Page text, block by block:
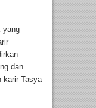
yang
dan
karir Tasya